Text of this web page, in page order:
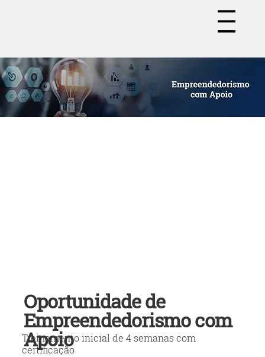
Treinamento inicial de 4 semanas com
certificação
Oportunidade de
Empreendedorismo com
Apoio